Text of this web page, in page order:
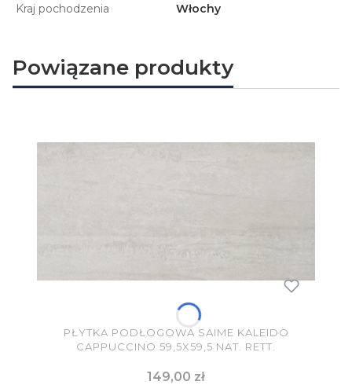
Kraj pochodzenia Włochy
Powiązane produkty
PŁYTKA PODŁOGOWA SAIME KALEIDO
CAPPUCCINO 59,5X59,5 NAT. RETT.
Cena
149,00 zł